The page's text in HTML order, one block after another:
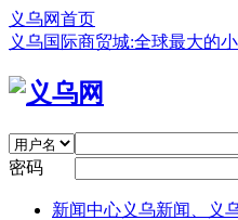
义乌网首页
义乌国际商贸城:全球最大的
密码
新闻中心义乌新闻、义